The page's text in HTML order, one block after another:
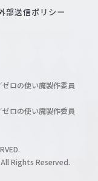
部送信ポリシー
ロの使い魔製作委員
ロの使い魔製作委員
All Rights Reserved.